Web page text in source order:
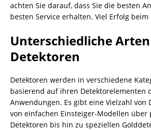
achten Sie darauf, dass Sie die besten
besten Service erhalten. Viel Erfolg
Unterschiedliche
Detektoren
Detektoren werden in verschiedene
basierend auf ihren Detektorelementen
Anwendungen. Es gibt eine Vielzahl von
von einfachen Einsteiger-Modellen über
Detektoren bis hin zu speziellen